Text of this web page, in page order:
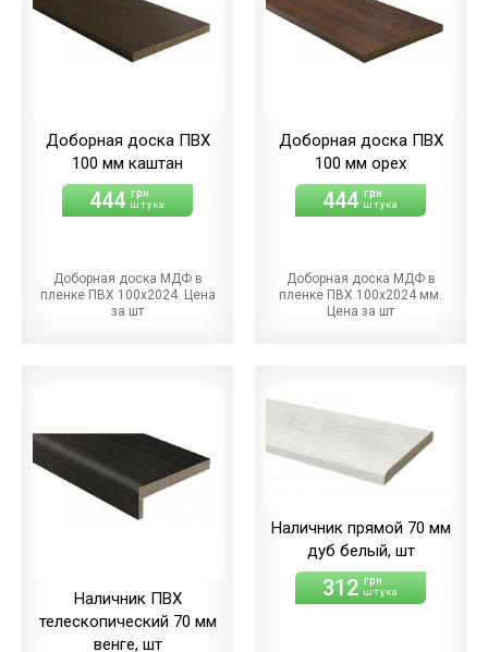
Доборная доска ПВХ
100 мм каштан
444 грн
штука
Доборная доска МДФ в
пленке ПВХ 100х2024. Цена
за шт
Доборная доска ПВХ
100 мм орех
444 грн
штука
Доборная доска МДФ в
пленке ПВХ 100х2024 мм.
Цена за шт
Наличник ПВХ
телескопический 70 мм
венге, шт
Наличник прямой 70 мм
дуб белый, шт
312 грн
штука